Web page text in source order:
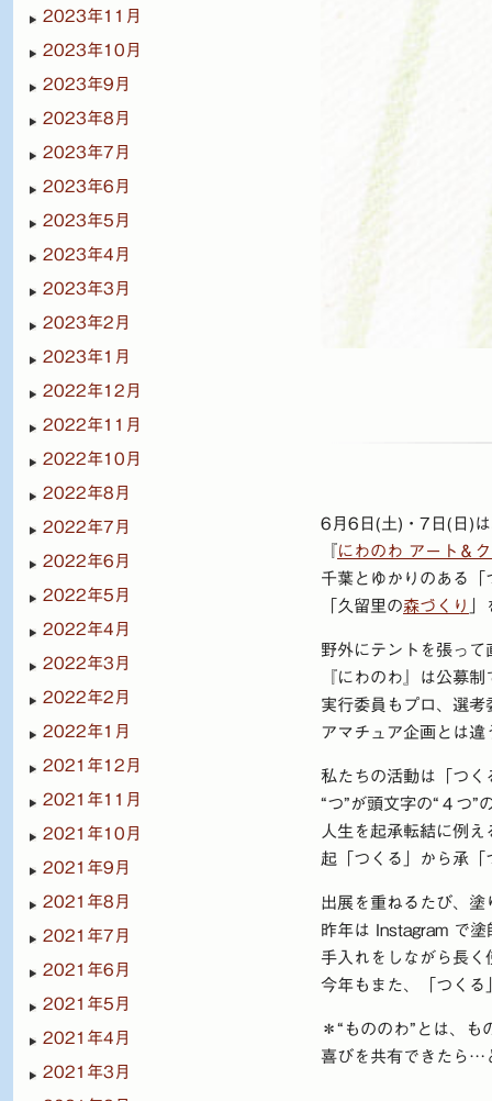
6月6日(土)・7日(日)
にわのわ アート＆
千葉とゆかりのある
「久留里の森づくり
野外にテントを張っ
『にわのわ』は公募
実行委員もプロ、選
アマチュア企画とは
私たちの活動は「つく
“つ”が頭文字の“４つ”
人生を起承転結に例
起「つくる」から承
出展を重ねるたび、
昨年は Instagram で
手入れをしながら長く
今年もまた、「つく
＊“もののわ”とは、
喜びを共有できたら…
2023年11月
2023年10月
2023年9月
2023年8月
2023年7月
2023年6月
2023年5月
2023年4月
2023年3月
2023年2月
2023年1月
2022年12月
2022年11月
2022年10月
2022年8月
2022年7月
2022年6月
2022年5月
2022年4月
2022年3月
2022年2月
2022年1月
2021年12月
2021年11月
2021年10月
2021年9月
2021年8月
2021年7月
2021年6月
2021年5月
2021年4月
2021年3月